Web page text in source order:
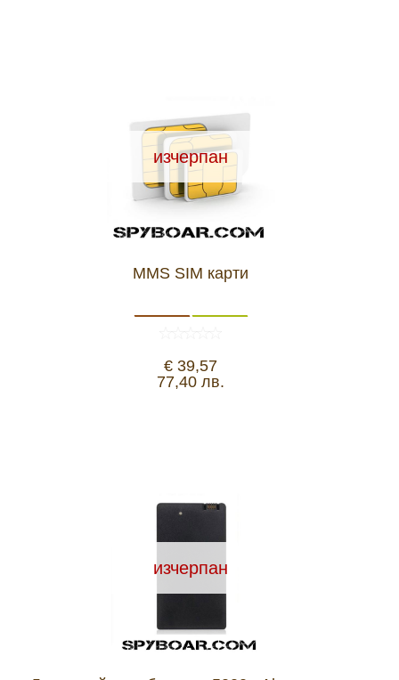
изчерпан
MMS SIM карти
€ 39,57
77,40 лв.
изчерпан